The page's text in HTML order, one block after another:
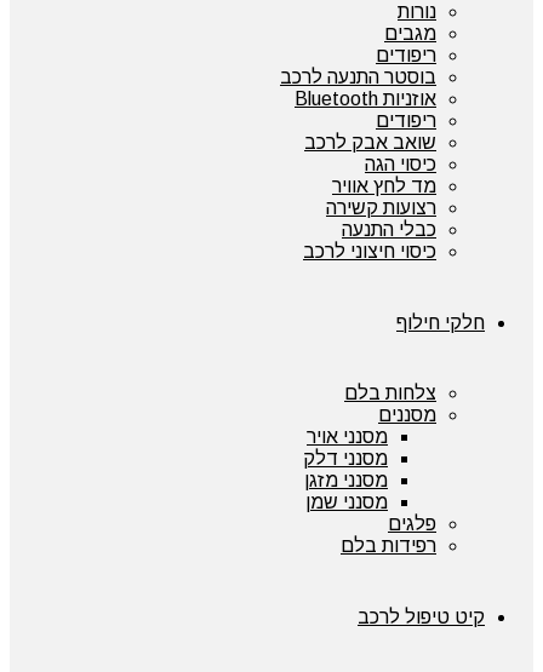
נורות
מגבים
ריפודים
בוסטר התנעה לרכב
אוזניות Bluetooth
ריפודים
שואב אבק לרכב
כיסוי הגה
מד לחץ אוויר
רצועות קשירה
כבלי התנעה
כיסוי חיצוני לרכב
חלקי חילוף
צלחות בלם
מסננים
מסנני אויר
מסנני דלק
מסנני מזגן
מסנני שמן
פלגים
רפידות בלם
קיט טיפול לרכב